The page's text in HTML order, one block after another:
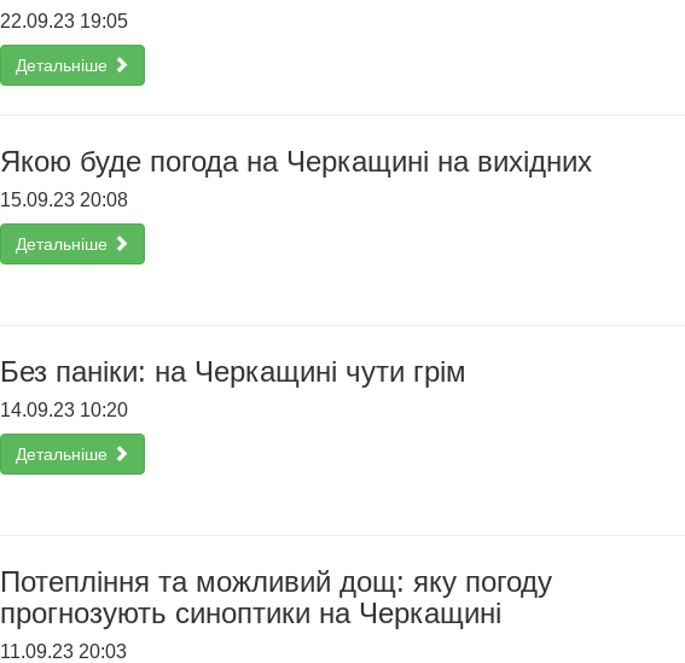
22.09.23 19:05
Детальніше
Якою буде погода на Черкащині на вихідних
15.09.23 20:08
Детальніше
Без паніки: на Черкащині чути грім
14.09.23 10:20
Детальніше
Потепління та можливий дощ: яку погоду
прогнозують синоптики на Черкащині
11.09.23 20:03